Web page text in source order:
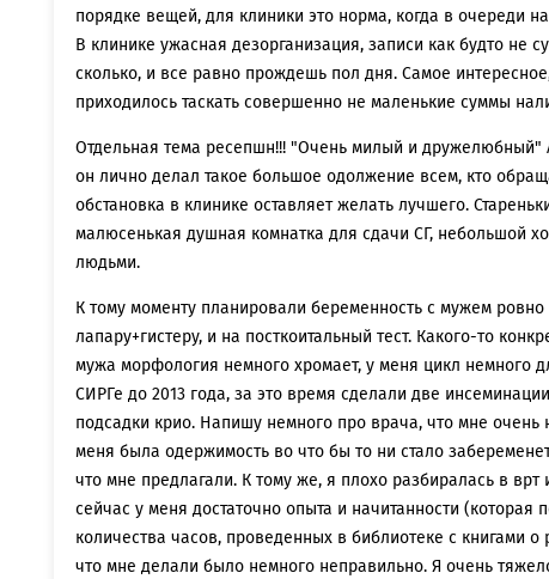
порядке вещей, для клиники это норма, когда в очереди
В клинике ужасная дезорганизация, записи как будто не
сколько, и все равно прождешь пол дня. Самое
приходилось таскать совершенно не маленькие суммы
Отдельная тема ресепшн!!! "Очень милый и дружелюбный"
он лично делал такое большое одолжение всем, кто
обстановка в клинике оставляет желать лучшего.
малюсенькая душная комнатка для сдачи СГ, небольшой
людьми.
К тому моменту планировали беременность с мужем
лапару+гистеру, и на посткоитальный тест. Какого-то
мужа морфология немного хромает, у меня цикл немного
СИРГе до 2013 года, за это время сделали две
подсадки крио. Напишу немного про врача, что мне очень
меня была одержимость во что бы то ни стало
что мне предлагали. К тому же, я плохо разбиралась в врт
сейчас у меня достаточно опыта и начитанности (которая
количества часов, проведенных в библиотеке с книгами о
что мне делали было немного неправильно. Я очень